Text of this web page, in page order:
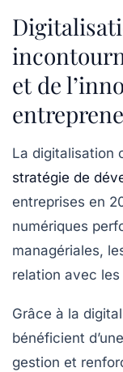
et de
La digitalisation
stratégie de
entreprises en
numériques
managériales,
relation avec
Grâce à la
bénéficient
gestion et